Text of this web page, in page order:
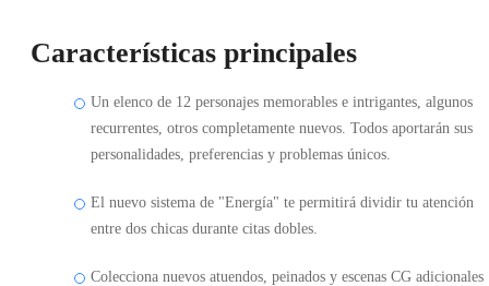
Características principales
Un elenco de 12 personajes memorables e intrigantes, algunos
recurrentes, otros completamente nuevos. Todos aportarán sus
personalidades, preferencias y problemas únicos.
El nuevo sistema de "Energía" te permitirá dividir tu atención
entre dos chicas durante citas dobles.
Colecciona nuevos atuendos, peinados y escenas CG adicionales